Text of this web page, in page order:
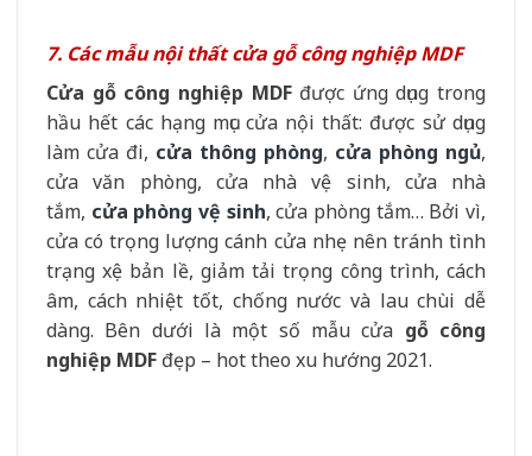
7. Các mẫu nội thất cửa gỗ công nghiệp MDF
Cửa gỗ công nghiệp MDFđược ứng dụng trong
hầu hết các hạng mục cửa nội thất: được sử dụng
làm cửa đi, cửa thông phòng, cửa phòng ngủ,
cửa văn phòng, cửa nhà vệ sinh, cửa nhà
tắm, cửa phòng vệ sinh, cửa phòng tắm… Bởi vì,
cửa có trọng lượng cánh cửa nhẹ nên tránh tình
trạng xệ bản lề, giảm tải trọng công trình, cách
âm, cách nhiệt tốt, chống nước và lau chùi dễ
dàng. Bên dưới là một số mẫu cửa gỗ công
nghiệp MDF đẹp – hot theo xu hướng 2021.